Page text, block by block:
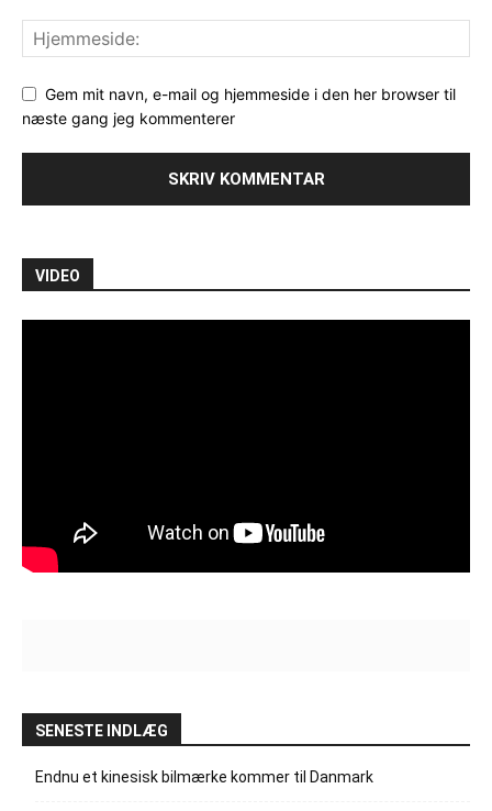
Gem mit navn, e-mail og hjemmeside i den her browser til
næste gang jeg kommenterer
VIDEO
SENESTE INDLÆG
Endnu et kinesisk bilmærke kommer til Danmark